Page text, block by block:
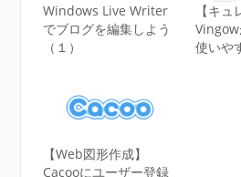
Windows Live Writer
でブログを編集しよう
（１）
【キュ
使いや
【Web図形作成】
Cacooにユーザー登録